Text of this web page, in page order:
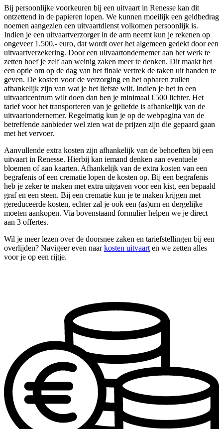
Bij persoonlijke voorkeuren bij een uitvaart in Renesse kan dit
ontzettend in de papieren lopen. We kunnen moeilijk een geldbedrag
noemen aangezien een uitvaartdienst volkomen persoonlijk is.
Indien je een uitvaartverzorger in de arm neemt kun je rekenen op
ongeveer 1.500,- euro, dat wordt over het algemeen gedekt door een
uitvaartverzekering. Door een uitvaartondernemer aan het werk te
zetten hoef je zelf aan weinig zaken meer te denken. Dit maakt het
een optie om op de dag van het finale vertrek de taken uit handen te
geven. De kosten voor de verzorging en het opbaren zullen
afhankelijk zijn van wat je het liefste wilt. Indien je het in een
uitvaartcentrum wilt doen dan ben je minimaal €500 lichter. Het
tarief voor het transporteren van je geliefde is afhankelijk van de
uitvaartondernemer. Regelmatig kun je op de webpagina van de
betreffende aanbieder wel zien wat de prijzen zijn die gepaard gaan
met het vervoer.
Aanvullende extra kosten zijn afhankelijk van de behoeften bij een
uitvaart in Renesse. Hierbij kan iemand denken aan eventuele
bloemen of aan kaarten. Afhankelijk van de extra kosten van een
begrafenis of een crematie lopen de kosten op. Bij een begrafenis
heb je zeker te maken met extra uitgaven voor een kist, een bepaald
graf en een steen. Bij een crematie kun je te maken krijgen met
gereduceerde kosten, echter zal je ook een (as)urn en dergelijke
moeten aankopen. Via bovenstaand formulier helpen we je direct
aan 3 offertes.
Wil je meer lezen over de doorsnee zaken en tariefstellingen bij een
overlijden? Navigeer even naarkosten uitvaart en we zetten alles
voor je op een rijtje.